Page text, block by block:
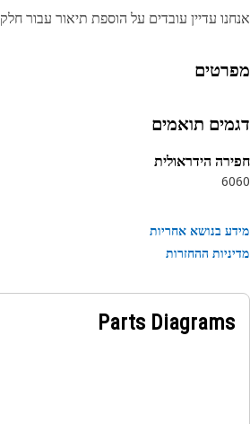
עדיין עובדים על הוספת תיאור עבור חלק זה.
תואמים
הידראולית
בנושא אחריות
ההחזרות
Parts Diagrams